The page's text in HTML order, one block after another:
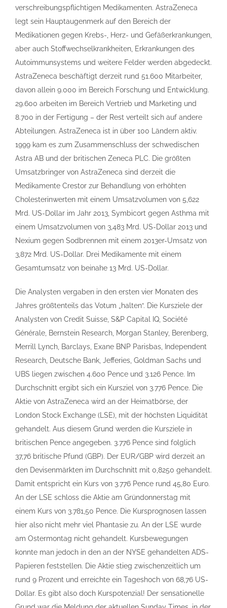
verschreibungspflichtigen Medikamenten. AstraZeneca
legt sein Hauptaugenmerk auf den Bereich der
Medikationen gegen Krebs-, Herz- und Gefäßerkrankungen,
aber auch Stoffwechselkrankheiten, Erkrankungen des
Autoimmunsystems und weitere Felder werden abgedeckt.
AstraZeneca beschäftigt derzeit rund 51.600 Mitarbeiter,
davon allein 9.000 im Bereich Forschung und Entwicklung.
29.600 arbeiten im Bereich Vertrieb und Marketing und
8.700 in der Fertigung – der Rest verteilt sich auf andere
Abteilungen. AstraZeneca ist in über 100 Ländern aktiv.
1999 kam es zum Zusammenschluss der schwedischen
Astra AB und der britischen Zeneca PLC. Die größten
Umsatzbringer von AstraZeneca sind derzeit die
Medikamente Crestor zur Behandlung von erhöhten
Cholesterinwerten mit einem Umsatzvolumen von 5,622
Mrd. US-Dollar im Jahr 2013, Symbicort gegen Asthma mit
einem Umsatzvolumen von 3,483 Mrd. US-Dollar 2013 und
Nexium gegen Sodbrennen mit einem 2013er-Umsatz von
3,872 Mrd. US-Dollar. Drei Medikamente mit einem
Gesamtumsatz von beinahe 13 Mrd. US-Dollar.
Die Analysten vergaben in den ersten vier Monaten des
Jahres größtenteils das Votum „halten“. Die Kursziele der
Analysten von Credit Suisse, S&P Capital IQ, Société
Générale, Bernstein Research, Morgan Stanley, Berenberg,
Merrill Lynch, Barclays, Exane BNP Parisbas, Independent
Research, Deutsche Bank, Jefferies, Goldman Sachs und
UBS liegen zwischen 4.600 Pence und 3.126 Pence. Im
Durchschnitt ergibt sich ein Kursziel von 3.776 Pence. Die
Aktie von AstraZeneca wird an der Heimatbörse, der
London Stock Exchange (LSE), mit der höchsten Liquidität
gehandelt. Aus diesem Grund werden die Kursziele in
britischen Pence angegeben. 3.776 Pence sind folglich
37,76 britische Pfund (GBP). Der EUR/GBP wird derzeit an
den Devisenmärkten im Durchschnitt mit 0,8250 gehandelt.
Damit entspricht ein Kurs von 3.776 Pence rund 45,80 Euro.
An der LSE schloss die Aktie am Gründonnerstag mit
einem Kurs von 3.781,50 Pence. Die Kursprognosen lassen
hier also nicht mehr viel Phantasie zu. An der LSE wurde
am Ostermontag nicht gehandelt. Kursbewegungen
konnte man jedoch in den an der NYSE gehandelten ADS-
Papieren feststellen. Die Aktie stieg zwischenzeitlich um
rund 9 Prozent und erreichte ein Tageshoch von 68,76 US-
Dollar. Es gibt also doch Kurspotenzial! Der sensationelle